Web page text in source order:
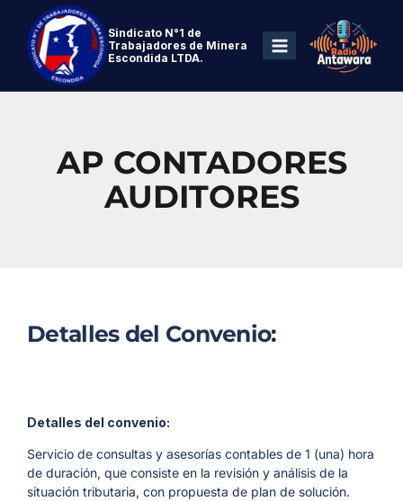
Sindicato N°1 de
Trabajadores de Minera
Escondida LTDA.
AP CONTADORES
AUDITORES
Detalles del Convenio:
Detalles del convenio:
Servicio de consultas y asesorías contables de 1 (una) hora
de duración, que consiste en la revisión y análisis de la
situación tributaria, con propuesta de plan de solución.